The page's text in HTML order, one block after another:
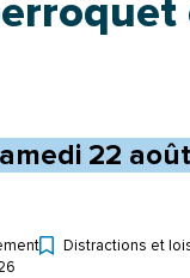
22 août
Types d'événement
Distractions et